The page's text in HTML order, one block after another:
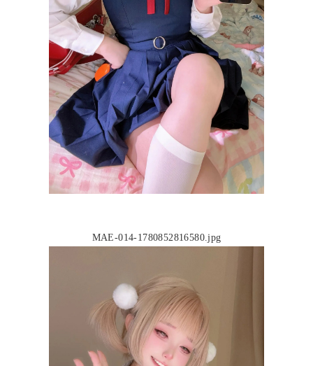
MAE-014-1780852816580.jpg